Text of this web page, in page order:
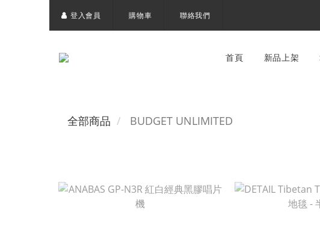
登入會員 購物車 聯絡我們
首頁 新品上架
全部商品 BUDGET UNLIMITED